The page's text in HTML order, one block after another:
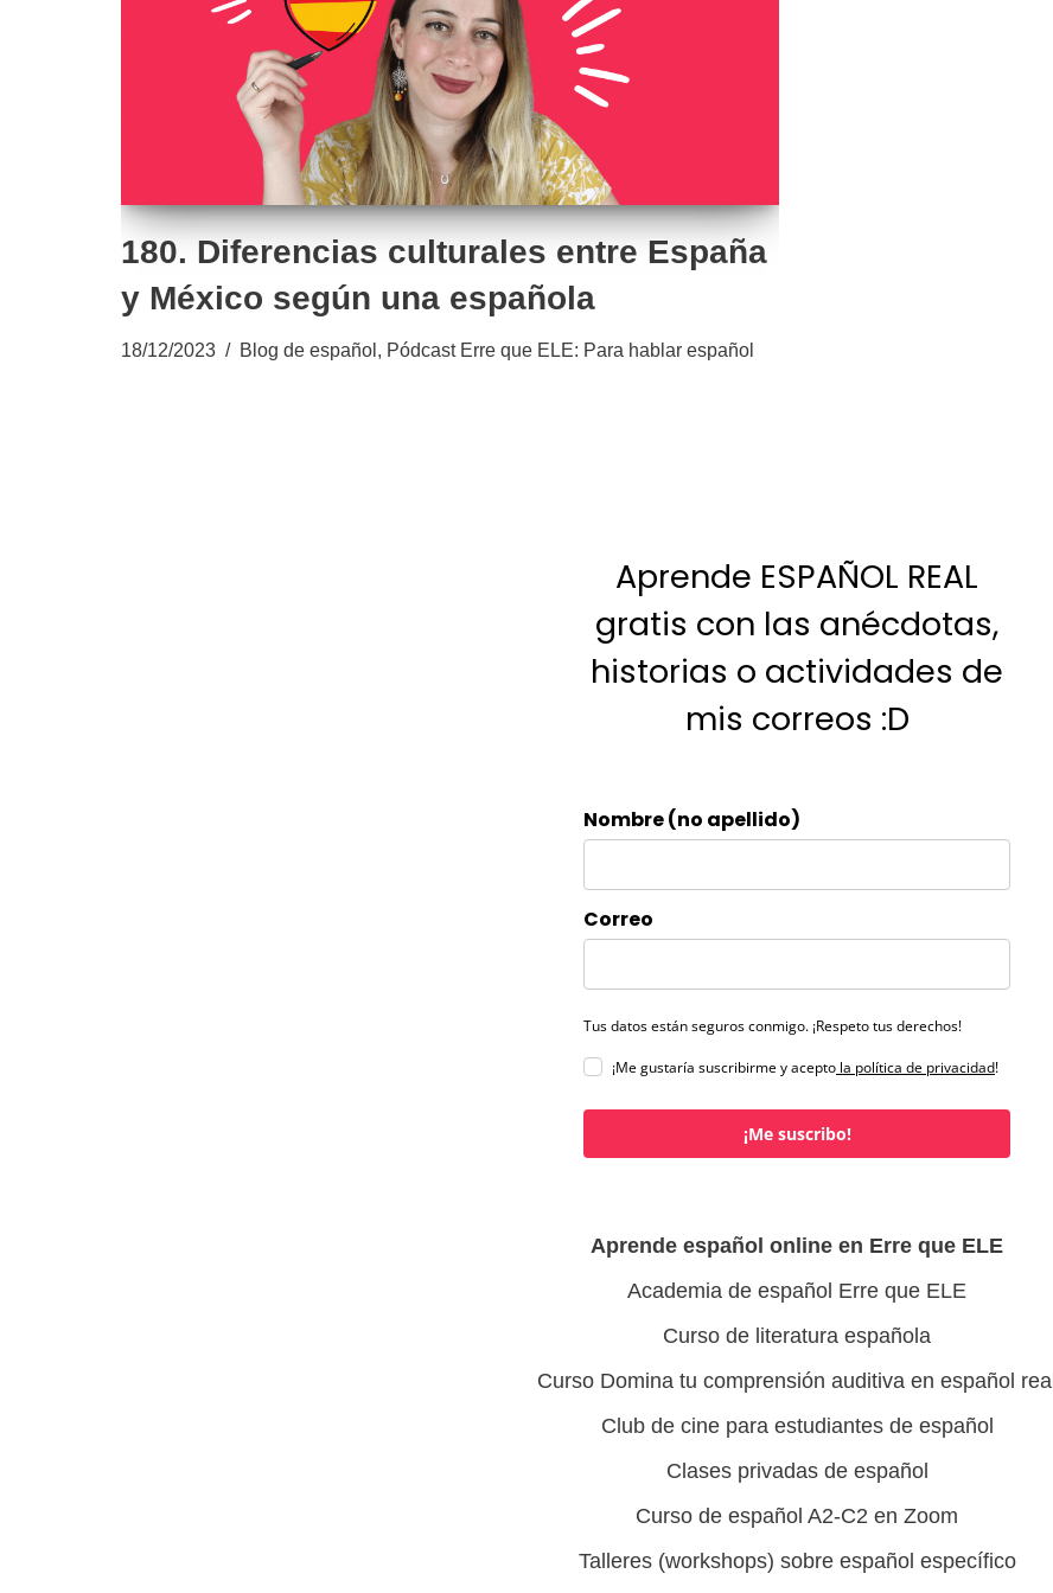
180. Diferencias culturales entre España
y México según una española
18/12/2023 Blog de español Pódcast Erre que ELE: Para hablar español
Aprende ESPAÑOL REAL
gratis con las anécdotas,
historias o actividades de
mis correos :D
Nombre (no apellido)
Correo
Tus datos están seguros conmigo. ¡Respeto tus derechos!
¡Me gustaría suscribirme y acepto la política de privacidad!
¡Me suscribo!
Aprende español online en Erre que ELE
Academia de español Erre que ELE
Curso de literatura española
Curso Domina tu comprensión auditiva en español real
Club de cine para estudiantes de español
Clases privadas de español
Curso de español A2-C2 en Zoom
Talleres (workshops) sobre español específico